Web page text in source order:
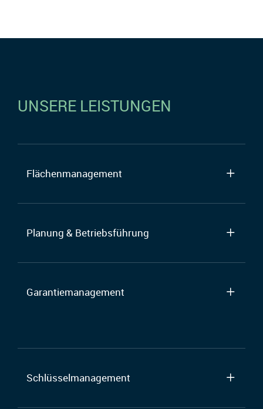
UNSERE LEISTUNGEN
Flächenmanagement
Planung & Betriebsführung
Garantiemanagement
Schlüsselmanagement